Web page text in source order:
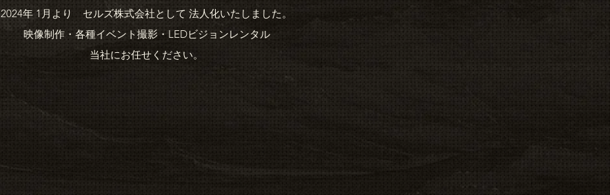
2024年 1月より セルズ株式会社として 法人化いたしました。
映像制作・各種イベント撮影・LEDビジョンレンタル
​当社にお任せください。